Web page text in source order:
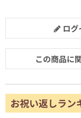
ロ
この商品に
お祝い返しラン